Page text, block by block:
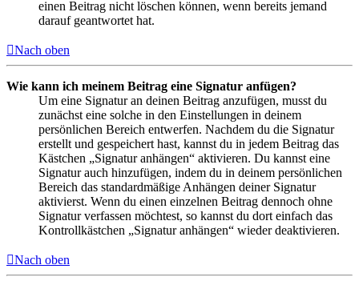
einen Beitrag nicht löschen können, wenn bereits jemand
darauf geantwortet hat.
Nach oben
Wie kann ich meinem Beitrag eine Signatur anfügen?
Um eine Signatur an deinen Beitrag anzufügen, musst du
zunächst eine solche in den Einstellungen in deinem
persönlichen Bereich entwerfen. Nachdem du die Signatur
erstellt und gespeichert hast, kannst du in jedem Beitrag das
Kästchen „Signatur anhängen“ aktivieren. Du kannst eine
Signatur auch hinzufügen, indem du in deinem persönlichen
Bereich das standardmäßige Anhängen deiner Signatur
aktivierst. Wenn du einen einzelnen Beitrag dennoch ohne
Signatur verfassen möchtest, so kannst du dort einfach das
Kontrollkästchen „Signatur anhängen“ wieder deaktivieren.
Nach oben